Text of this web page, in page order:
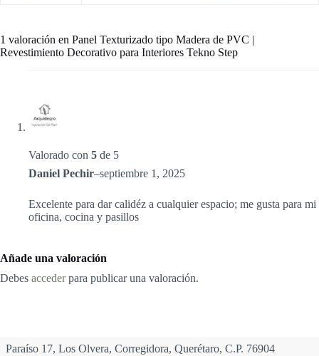
1 valoración en Panel Texturizado tipo Madera de PVC |
Revestimiento Decorativo para Interiores Tekno Step
Valorado con 5 de 5
Daniel Pechir–septiembre 1, 2025
Excelente para dar calidéz a cualquier espacio; me gusta para mi
oficina, cocina y pasillos
Añade una valoración
Debes accederpara publicar una valoración.
Paraíso 17, Los Olvera, Corregidora, Querétaro, C.P. 76904